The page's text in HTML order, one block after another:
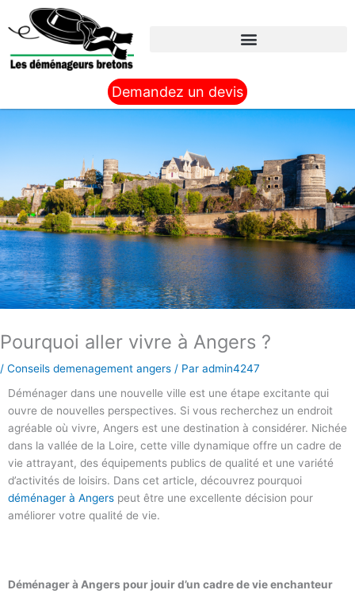
au
contenu
Demandez un devis
Pourquoi aller vivre à Angers ?
/ Conseils demenagement angers / Par admin4247
Déménager dans une nouvelle ville est une étape excitante qui
ouvre de nouvelles perspectives. Si vous recherchez un endroit
agréable où vivre, Angers est une destination à considérer. Nichée
dans la vallée de la Loire, cette ville dynamique offre un cadre de
vie attrayant, des équipements publics de qualité et une variété
d’activités de loisirs. Dans cet article, découvrez pourquoi
déménager à Angers peut être une excellente décision pour
améliorer votre qualité de vie.
Déménager à Angers pour jouir d’un cadre de vie enchanteur